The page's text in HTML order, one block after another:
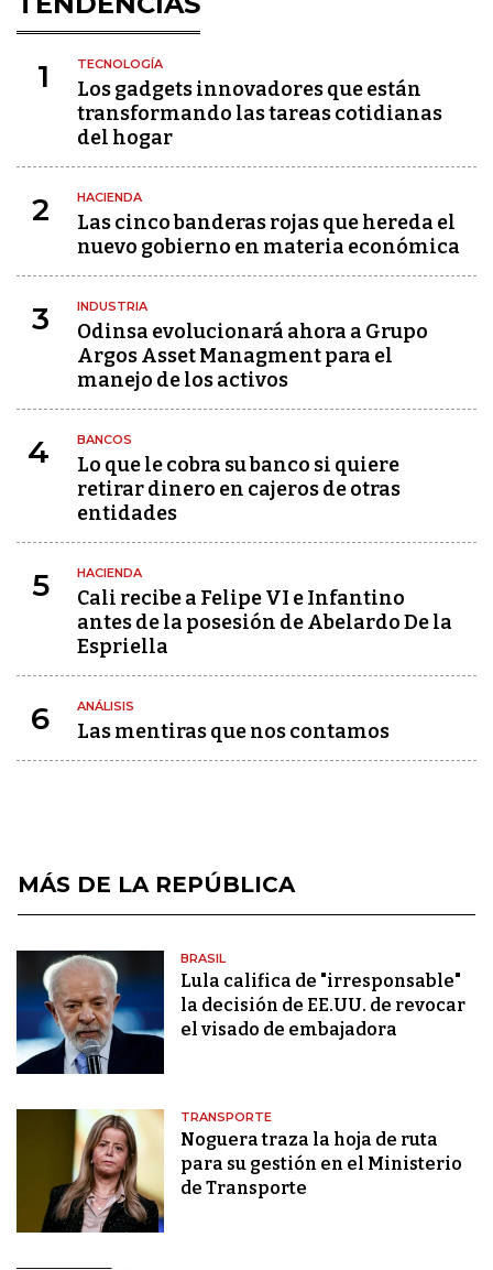
1 TECNOLOGÍA
Los gadgets innovadores que están
transformando las tareas cotidianas
del hogar
2 HACIENDA
Las cinco banderas rojas que hereda el
nuevo gobierno en materia económica
3 INDUSTRIA
Odinsa evolucionará ahora a Grupo
Argos Asset Managment para el
manejo de los activos
4 BANCOS
Lo que le cobra su banco si quiere
retirar dinero en cajeros de otras
entidades
5 HACIENDA
Cali recibe a Felipe VI e Infantino
antes de la posesión de Abelardo De la
Espriella
6 ANÁLISIS
Las mentiras que nos contamos
MÁS DE LA REPÚBLICA
BRASIL
Lula califica de "irresponsable"
la decisión de EE.UU. de revocar
el visado de embajadora
TRANSPORTE
Noguera traza la hoja de ruta
para su gestión en el Ministerio
de Transporte